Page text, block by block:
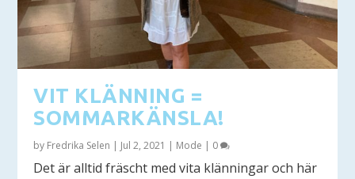
VIT KLÄNNING =
SOMMARKÄNSLA!
by Fredrika Selen | Jul 2, 2021 | Mode | 0
Det är alltid fräscht med vita klänningar och här